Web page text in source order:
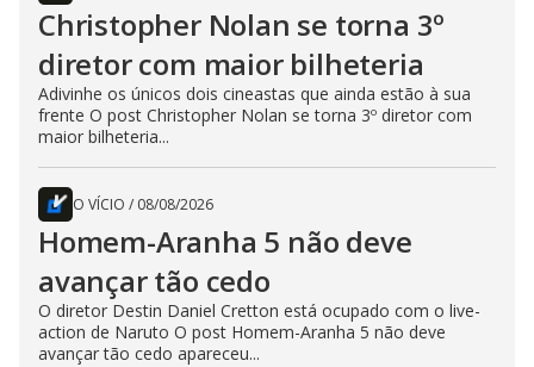
Christopher Nolan se torna 3º
diretor com maior bilheteria
Adivinhe os únicos dois cineastas que ainda estão à sua
frente O post Christopher Nolan se torna 3º diretor com
maior bilheteria...
O VÍCIO / 08/08/2026
Homem-Aranha 5 não deve
avançar tão cedo
O diretor Destin Daniel Cretton está ocupado com o live-
action de Naruto O post Homem-Aranha 5 não deve
avançar tão cedo apareceu...